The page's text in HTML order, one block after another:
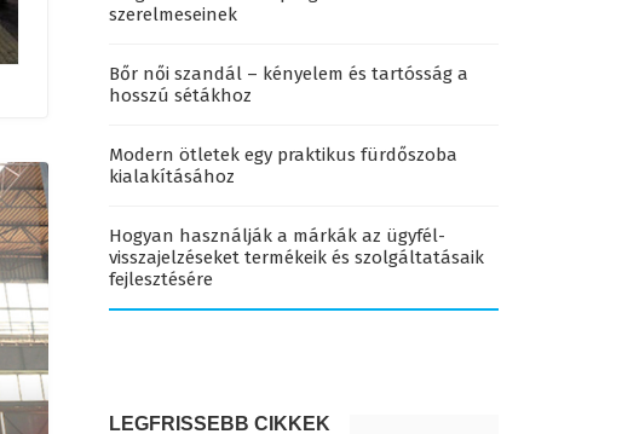
szerelmeseinek
Bőr női szandál – kényelem és tartósság a
hosszú sétákhoz
Modern ötletek egy praktikus fürdőszoba
kialakításához
Hogyan használják a márkák az ügyfél-
visszajelzéseket termékeik és szolgáltatásaik
fejlesztésére
LEGFRISSEBB CIKKEK